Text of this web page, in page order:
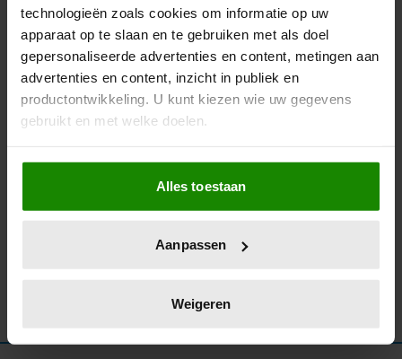
technologieën zoals cookies om informatie op uw
apparaat op te slaan en te gebruiken met als doel
gepersonaliseerde advertenties en content, metingen aan
advertenties en content, inzicht in publiek en
productontwikkeling. U kunt kiezen wie uw gegevens
gebruikt en met welke doelen.
Als u het toestaat, willen we ook graag:
Informatie verzamelen over uw geografische
locatie, die tot een paar meter nauwkeurig kan zijn
scannen op specifieke eigenschappen (fingerprinting)
verwerkt en stel uw voorkeuren in het
intrekken in de Cookieverklaring.
Alles toestaan
Aanpassen
Weigeren
06/10/2025
LIL’ KLEINE ZIET ZOONTJE LÍO NIET MEER